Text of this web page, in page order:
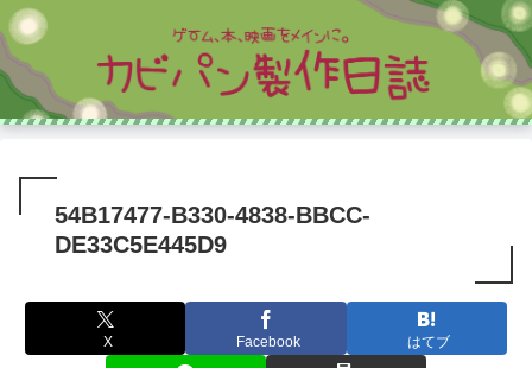
54B17477-B330-4838-BBCC-
DE33C5E445D9
X Facebook はてブ